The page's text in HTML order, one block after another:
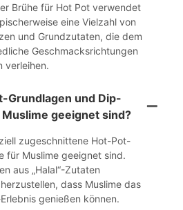
Brühe für Hot Pot verwendet
eine Vielzahl von
und Grundzutaten, die dem
Geschmacksrichtungen
verleihen.
Grundlagen und Dip-
geeignet sind?
zugeschnittene Hot-Pot-
für Muslime geeignet sind.
aus „Halal“-Zutaten
dass Muslime das
genießen können.